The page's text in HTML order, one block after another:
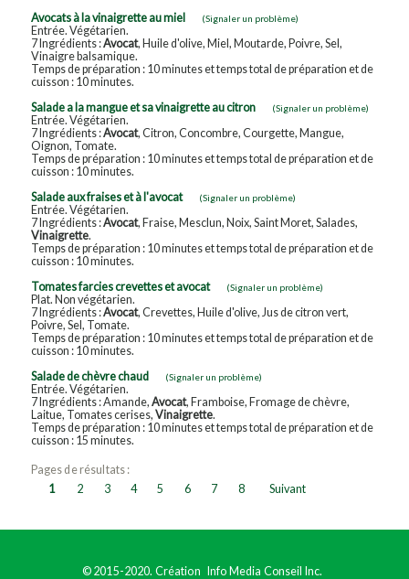
Avocats à la vinaigrette au miel
(Signaler un problème)
Entrée. Végétarien.
7 Ingrédients :Avocat, Huile d'olive, Miel, Moutarde, Poivre, Sel,
Vinaigre balsamique.
Temps de préparation : 10 minutes et temps total de préparation et de
cuisson : 10 minutes.
Salade a la mangue et sa vinaigrette au citron
(Signaler un problème)
Entrée. Végétarien.
7 Ingrédients :Avocat, Citron, Concombre, Courgette, Mangue,
Oignon, Tomate.
Temps de préparation : 10 minutes et temps total de préparation et de
cuisson : 10 minutes.
Salade aux fraises et à l'avocat
(Signaler un problème)
Entrée. Végétarien.
7 Ingrédients :Avocat, Fraise, Mesclun, Noix, Saint Moret, Salades,
Vinaigrette.
Temps de préparation : 10 minutes et temps total de préparation et de
cuisson : 10 minutes.
Tomates farcies crevettes et avocat
(Signaler un problème)
Plat. Non végétarien.
7 Ingrédients :Avocat, Crevettes, Huile d'olive, Jus de citron vert,
Poivre, Sel, Tomate.
Temps de préparation : 10 minutes et temps total de préparation et de
cuisson : 10 minutes.
Salade de chèvre chaud
(Signaler un problème)
Entrée. Végétarien.
7 Ingrédients : Amande, Avocat, Framboise, Fromage de chèvre,
Laitue, Tomates cerises, Vinaigrette.
Temps de préparation : 10 minutes et temps total de préparation et de
cuisson : 15 minutes.
Pages de résultats :
1
2 3 4 5 6 7 8 Suivant
© 2015-2020. Création Info Media Conseil Inc.